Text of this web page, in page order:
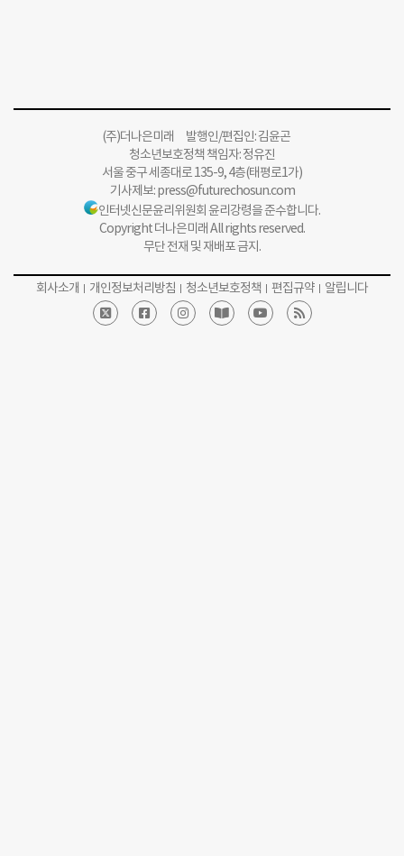
(주)더나은미래 발행인/편집인: 김윤곤
청소년보호정책 책임자: 정유진
서울 중구 세종대로 135-9, 4층(태평로1가)
기사제보:press@futurechosun.com
인터넷신문윤리위원회 윤리강령을 준수합니다.
Copyright 더나은미래 All rights reserved.
무단 전재 및 재배포 금지.
회사소개 개인정보처리방침 청소년보호정책 편집규약 알립니다